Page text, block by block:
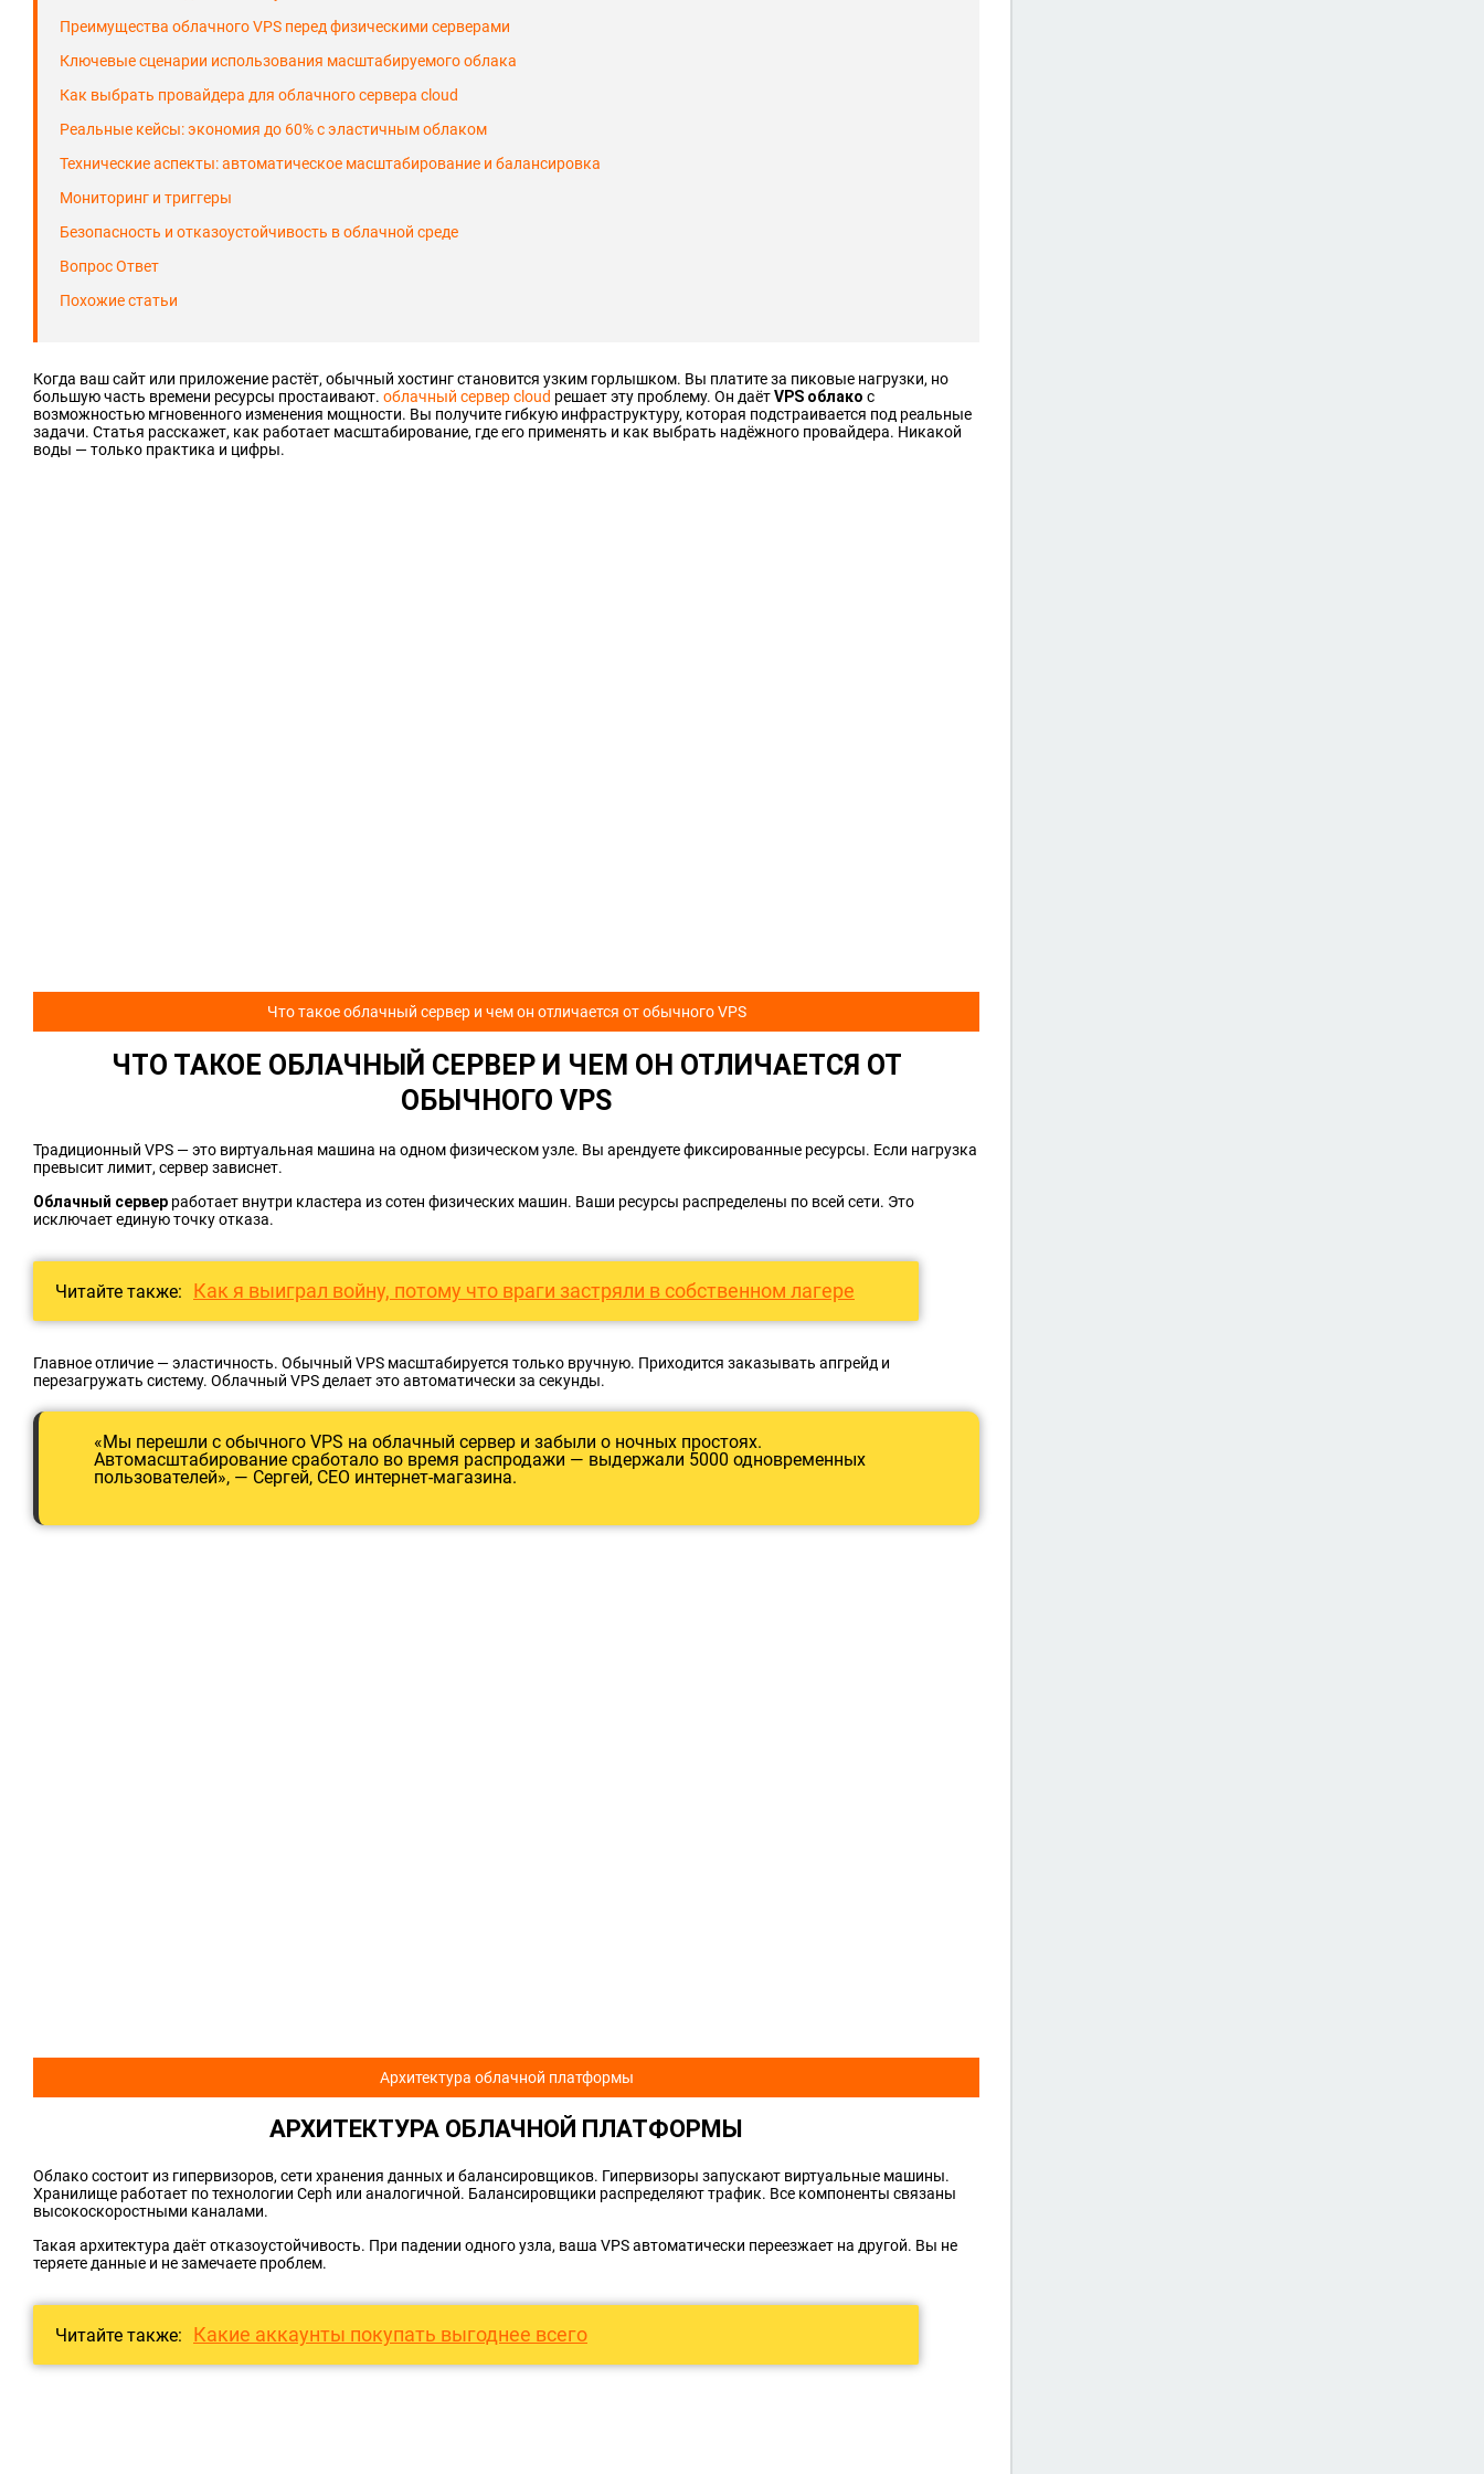
Преимущества облачного VPS перед физическими серверами
Ключевые сценарии использования масштабируемого облака
Как выбрать провайдера для облачного сервера cloud
Реальные кейсы: экономия до 60% с эластичным облаком
Технические аспекты: автоматическое масштабирование и балансировка
Мониторинг и триггеры
Безопасность и отказоустойчивость в облачной среде
Вопрос Ответ
Похожие статьи
Когда ваш сайт или приложение растёт, обычный хостинг становится узким горлышком. Вы платите за пиковые нагрузки, но
большую часть времени ресурсы простаивают. облачный сервер cloud решает эту проблему. Он даётVPS облако с
возможностью мгновенного изменения мощности. Вы получите гибкую инфраструктуру, которая подстраивается под реальные
задачи. Статья расскажет, как работает масштабирование, где его применять и как выбрать надёжного провайдера. Никакой
воды — только практика и цифры.
Что такое облачный сервер и чем он отличается от обычного VPS
ЧТО ТАКОЕ ОБЛАЧНЫЙ СЕРВЕРИ ЧЕМ ОН ОТЛИЧАЕТСЯ ОТ
ОБЫЧНОГО VPS
Традиционный VPS — это виртуальная машина на одном физическом узле. Вы арендуете фиксированные ресурсы. Если нагрузка
превысит лимит, сервер зависнет.
Облачный сервер работает внутри кластера из сотен физических машин. Ваши ресурсы распределены по всей сети. Это
исключает единую точку отказа.
Читайте также: Как я выиграл войну, потому что враги застряли в собственном лагере
Главное отличие — эластичность. Обычный VPS масштабируется только вручную. Приходится заказывать апгрейд и
перезагружать систему. Облачный VPS делает это автоматически за секунды.
«Мы перешли с обычного VPS на облачный сервер и забыли о ночных простоях.
Автомасштабирование сработало во время распродажи — выдержали 5000 одновременных
пользователей», — Сергей, CEO интернет-магазина.
Архитектура облачной платформы
АРХИТЕКТУРА ОБЛАЧНОЙ ПЛАТФОРМЫ
Облако состоит из гипервизоров, сети хранения данных и балансировщиков. Гипервизоры запускают виртуальные машины.
Хранилище работает по технологии Ceph или аналогичной. Балансировщики распределяют трафик. Все компоненты связаны
высокоскоростными каналами.
Такая архитектура даёт отказоустойчивость. При падении одного узла, ваша VPS автоматически переезжает на другой. Вы не
теряете данные и не замечаете проблем.
Читайте также: Какие аккаунты покупать выгоднее всего